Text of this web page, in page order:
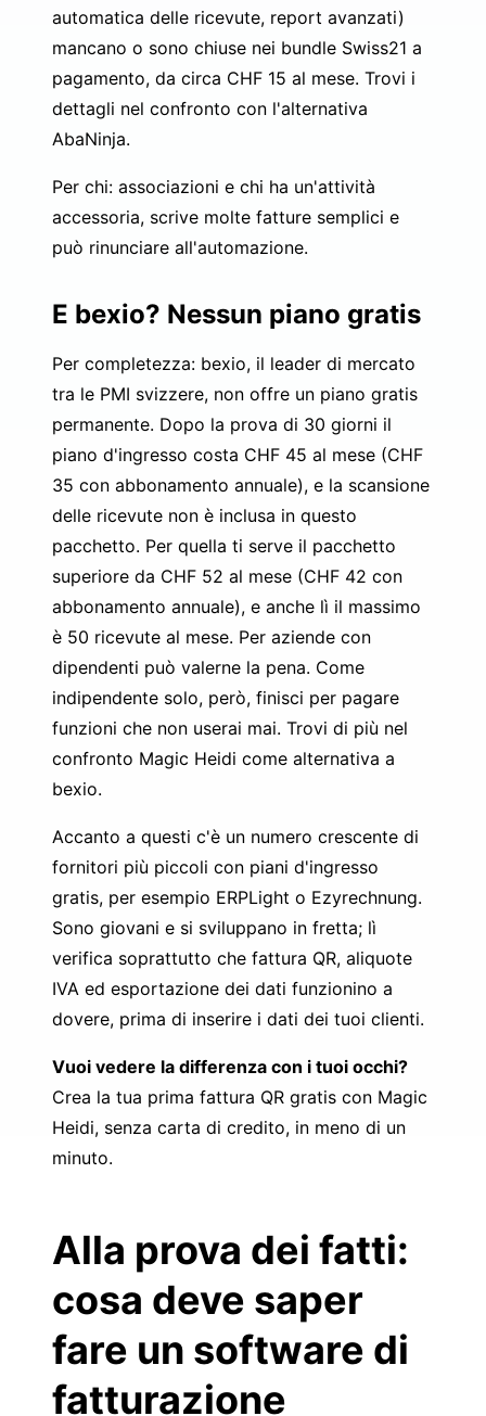
automatica delle ricevute, report avanzati)
mancano o sono chiuse nei bundle Swiss21 a
pagamento, da circa CHF 15 al mese. Trovi i
dettagli nel confronto con l'alternativa
AbaNinja.
Per chi: associazioni e chi ha un'attività
accessoria, scrive molte fatture semplici e
può rinunciare all'automazione.
E bexio? Nessun piano gratis
Per completezza: bexio, il leader di mercato
tra le PMI svizzere, non offre un piano gratis
permanente. Dopo la prova di 30 giorni il
piano d'ingresso costa CHF 45 al mese (CHF
35 con abbonamento annuale), e la scansione
delle ricevute non è inclusa in questo
pacchetto. Per quella ti serve il pacchetto
superiore da CHF 52 al mese (CHF 42 con
abbonamento annuale), e anche lì il massimo
è 50 ricevute al mese. Per aziende con
dipendenti può valerne la pena. Come
indipendente solo, però, finisci per pagare
funzioni che non userai mai. Trovi di più nel
confronto Magic Heidi come alternativa a
bexio.
Accanto a questi c'è un numero crescente di
fornitori più piccoli con piani d'ingresso
gratis, per esempio ERPLight o Ezyrechnung.
Sono giovani e si sviluppano in fretta; lì
verifica soprattutto che fattura QR, aliquote
IVA ed esportazione dei dati funzionino a
dovere, prima di inserire i dati dei tuoi clienti.
Vuoi vedere la differenza con i tuoi occhi?
Crea la tua prima fattura QR gratis con Magic
Heidi, senza carta di credito, in meno di un
minuto.
Alla prova dei fatti:
cosa deve saper
fare un software di
fatturazione